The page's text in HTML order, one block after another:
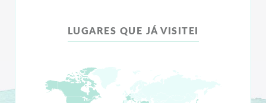
LUGARES QUE JÁ VISITEI